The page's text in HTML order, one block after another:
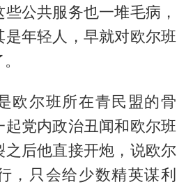
公共服务也一堆毛病，
是年轻人，早就对欧尔班
欧尔班所在青民盟的骨
起党内政治丑闻和欧尔班
之后他直接开炮，说欧尔
，只会给少数精英谋利